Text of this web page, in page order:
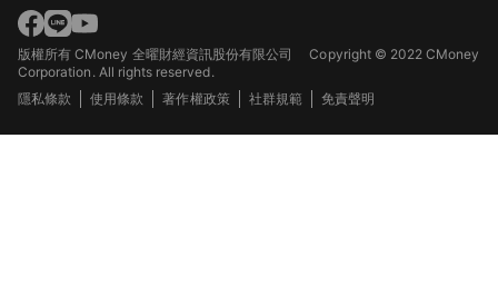
版權所有 CMoney 全曜財經資訊股份有限公司Copyright © 2022 CMoney
Corporation. All rights reserved.
隱私條款
使用條款 著作權政策 社群規範 免責聲明